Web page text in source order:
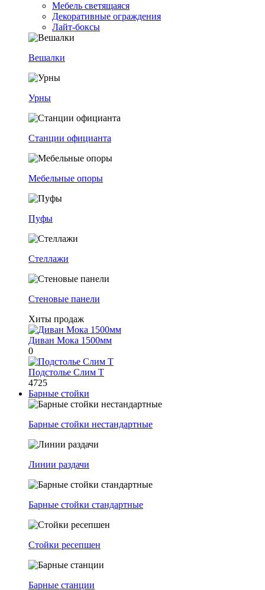
Мебель светящаяся
Декоративные ограждения
Лайт-боксы
Вешалки
Урны
Станции официанта
Мебельные опоры
Пуфы
Стеллажи
Стеновые панели
Хиты продаж
Диван Мока 1500мм
0
Подстолье Слим Т
4725
Барные стойки
Барные стойки нестандартные
Линии раздачи
Барные стойки стандартные
Стойки ресепшен
Барные станции